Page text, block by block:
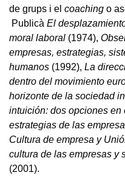
de grups i el coaching o
Publicà El
moral laboral (1974),
empresas, estrategias,
humanos (1992), La
dentro del movimiento
horizonte de la sociedad
intuición: dos opciones
estrategias de las
Cultura de empresa y
cultura de las empresas y
(2001).